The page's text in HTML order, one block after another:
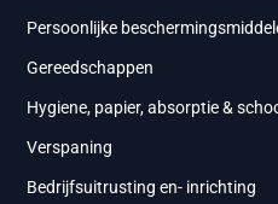
Persoonlijke
Gereedschappen
Hygiene, papier, absorptie &
Verspaning
Bedrijfsuitrusting en- inrichting